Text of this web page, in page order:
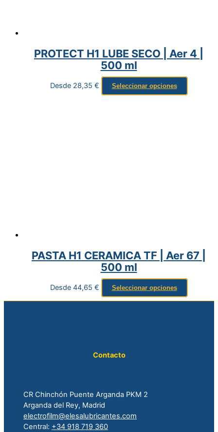
PROTECT H1 LUBE SECO | Aer 4 |
500 ml
Desde 28,35 € Seleccionar opciones
PASTA H1 CERAMICA TF | Aer 67 |
500 ml
Desde 44,65 € Seleccionar opciones
Contacto
CR Chinchón Puente Arganda PKM 2
Arganda del Rey, Madrid
electrofilm@elesalubricantes.com
Central: +34 918 719 360